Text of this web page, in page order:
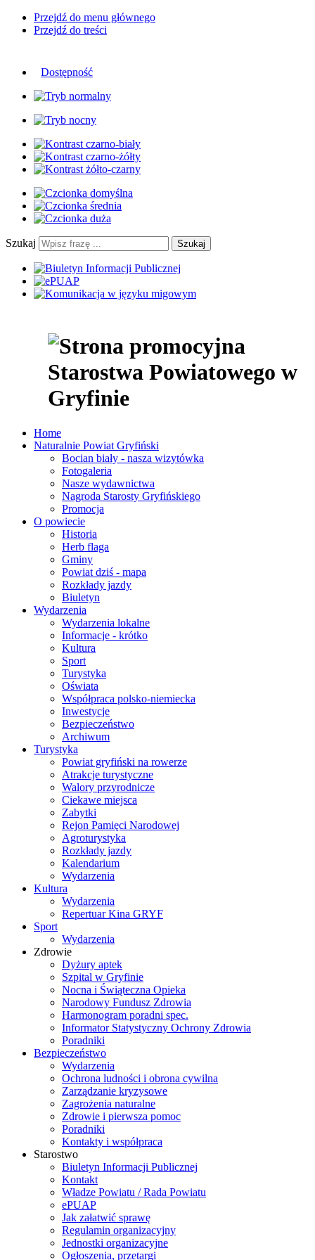
Przejdź do menu głównego
Przejdź do treści
Dostępność
Szukaj Szukaj
Home
Naturalnie Powiat Gryfiński
Bocian biały - nasza wizytówka
Fotogaleria
Nasze wydawnictwa
Nagroda Starosty Gryfińskiego
Promocja
O powiecie
Historia
Herb flaga
Gminy
Powiat dziś - mapa
Rozkłady jazdy
Biuletyn
Wydarzenia
Wydarzenia lokalne
Informacje - krótko
Kultura
Sport
Turystyka
Oświata
Współpraca polsko-niemiecka
Inwestycje
Bezpieczeństwo
Archiwum
Turystyka
Powiat gryfiński na rowerze
Atrakcje turystyczne
Walory przyrodnicze
Ciekawe miejsca
Zabytki
Rejon Pamięci Narodowej
Agroturystyka
Rozkłady jazdy
Kalendarium
Wydarzenia
Kultura
Wydarzenia
Repertuar Kina GRYF
Sport
Wydarzenia
Zdrowie
Dyżury aptek
Szpital w Gryfinie
Nocna i Świąteczna Opieka
Narodowy Fundusz Zdrowia
Harmonogram poradni spec.
Informator Statystyczny Ochrony Zdrowia
Poradniki
Bezpieczeństwo
Wydarzenia
Ochrona ludności i obrona cywilna
Zarządzanie kryzysowe
Zagrożenia naturalne
Zdrowie i pierwsza pomoc
Poradniki
Kontakty i współpraca
Starostwo
Biuletyn Informacji Publicznej
Kontakt
Władze Powiatu / Rada Powiatu
ePUAP
Jak załatwić sprawę
Regulamin organizacyjny
Jednostki organizacyjne
Ogłoszenia, przetargi